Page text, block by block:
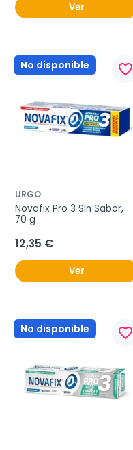
Ver
No disponible favorite_border
URGO
Novafix Pro 3 Sin Sabor,
70 g
12,35 €
Ver
No disponible favorite_border